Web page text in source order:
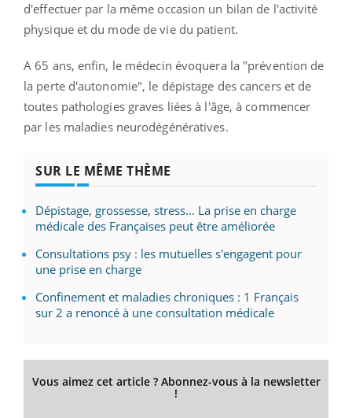
d'effectuer par la même occasion un bilan de l'activité
physique et du mode de vie du patient.
A 65 ans, enfin, le médecin évoquera la "prévention de
la perte d'autonomie", le dépistage des cancers et de
toutes pathologies graves liées à l'âge, à commencer
par les maladies neurodégénératives.
SUR LE MÊME THÈME
Dépistage, grossesse, stress... La prise en charge
médicale des Françaises peut être améliorée
Consultations psy : les mutuelles s'engagent pour
une prise en charge
Confinement et maladies chroniques : 1 Français
sur 2 a renoncé à une consultation médicale
Vous aimez cet article ? Abonnez-vous à la newsletter
!